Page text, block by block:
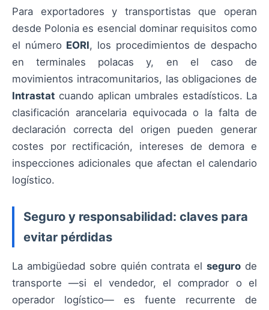
Para exportadores y transportistas que operan
desde Polonia es esencial dominar requisitos como
el número EORI, los procedimientos de despacho
en terminales polacas y, en el caso de
movimientos intracomunitarios, las obligaciones de
Intrastat cuando aplican umbrales estadísticos. La
clasificación arancelaria equivocada o la falta de
declaración correcta del origen pueden generar
costes por rectificación, intereses de demora e
inspecciones adicionales que afectan el calendario
logístico.
Seguro y responsabilidad: claves para
evitar pérdidas
La ambigüedad sobre quién contrata elseguro de
transporte —si el vendedor, el comprador o el
operador logístico— es fuente recurrente de